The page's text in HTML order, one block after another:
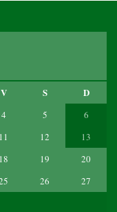
V S D
4 5
6
11 12
13
18 19
20
26
27